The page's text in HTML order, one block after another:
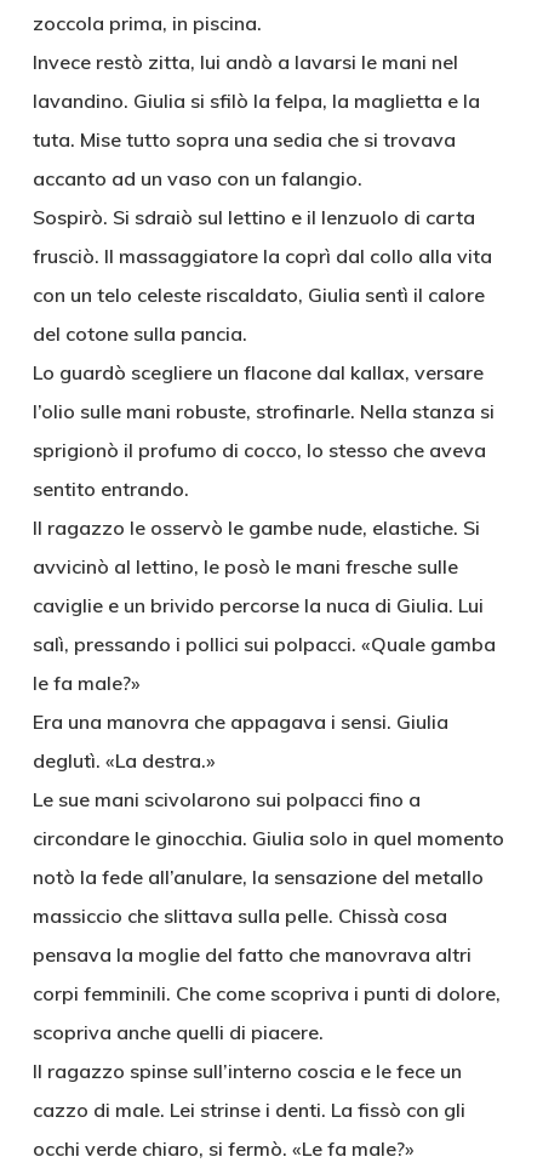
zoccola prima, in piscina.
Invece restò zitta, lui andò a lavarsi le mani nel
lavandino. Giulia si sfilò la felpa, la maglietta e la
tuta. Mise tutto sopra una sedia che si trovava
accanto ad un vaso con un falangio.
Sospirò. Si sdraiò sul lettino e il lenzuolo di carta
frusciò. Il massaggiatore la coprì dal collo alla vita
con un telo celeste riscaldato, Giulia sentì il calore
del cotone sulla pancia.
Lo guardò scegliere un flacone dal kallax, versare
l’olio sulle mani robuste, strofinarle. Nella stanza si
sprigionò il profumo di cocco, lo stesso che aveva
sentito entrando.
Il ragazzo le osservò le gambe nude, elastiche. Si
avvicinò al lettino, le posò le mani fresche sulle
caviglie e un brivido percorse la nuca di Giulia. Lui
salì, pressando i pollici sui polpacci. «Quale gamba
le fa male?»
Era una manovra che appagava i sensi. Giulia
deglutì. «La destra.»
Le sue mani scivolarono sui polpacci fino a
circondare le ginocchia. Giulia solo in quel momento
notò la fede all’anulare, la sensazione del metallo
massiccio che slittava sulla pelle. Chissà cosa
pensava la moglie del fatto che manovrava altri
corpi femminili. Che come scopriva i punti di dolore,
scopriva anche quelli di piacere.
Il ragazzo spinse sull’interno coscia e le fece un
cazzo di male. Lei strinse i denti. La fissò con gli
occhi verde chiaro, si fermò. «Le fa male?»